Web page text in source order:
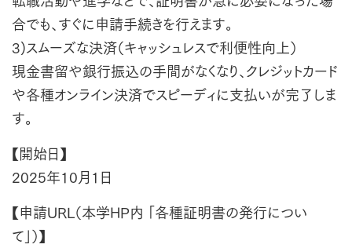
合でも、すぐに申請手続きを行えます。
3)スムーズな決済（キャッシュレスで利便性向上）
現金書留や銀行振込の手間がなくなり、クレジットカード
や各種オンライン決済でスピーディに支払いが完了しま
す。
【開始日】
2025年10月1日
【申請URL（本学HP内 「各種証明書の発行につい
て」）】